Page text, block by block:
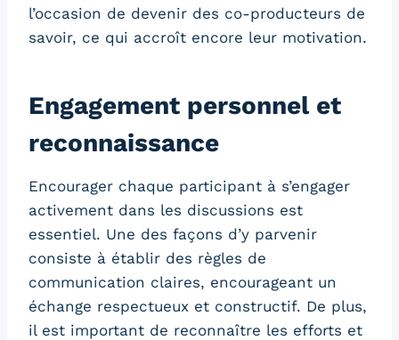
l’occasion de devenir des co-producteurs de
savoir, ce qui accroît encore leur motivation.
Engagement personnel et
reconnaissance
Encourager chaque participant à s’engager
activement dans les discussions est
essentiel. Une des façons d’y parvenir
consiste à établir des règles de
communication claires, encourageant un
échange respectueux et constructif. De plus,
il est important de reconnaître les efforts et